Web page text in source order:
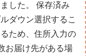
した。 保存済み
ダウン選択するこ
ため、住所入力の
お届け先がある場